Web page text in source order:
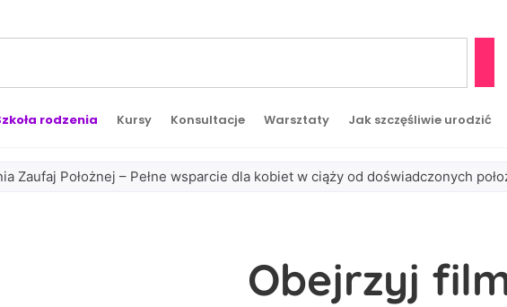
rodzenia Kursy Konsultacje Warsztaty Jak szczęśliwie urodzić
Zaufaj Położnej – Pełne wsparcie dla kobiet w ciąży od doświadczonych
Obejrzyj